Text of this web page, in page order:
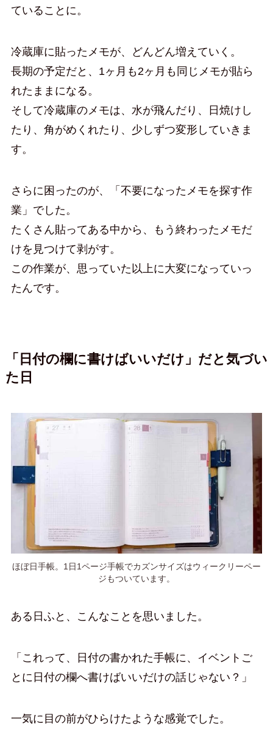
ていることに。
冷蔵庫に貼ったメモが、どんどん増えていく。
長期の予定だと、1ヶ月も2ヶ月も同じメモが貼ら
れたままになる。
そして冷蔵庫のメモは、水が飛んだり、日焼けし
たり、角がめくれたり、少しずつ変形していきま
す。
さらに困ったのが、「不要になったメモを探す作
業」でした。
たくさん貼ってある中から、もう終わったメモだ
けを見つけて剥がす。
この作業が、思っていた以上に大変になっていっ
たんです。
「日付の欄に書けばいいだけ」だと気づい
た日
ほぼ日手帳。1日1ページ手帳でカズンサイズはウィークリーペー
ジもついています。
ある日ふと、こんなことを思いました。
「これって、日付の書かれた手帳に、イベントご
とに日付の欄へ書けばいいだけの話じゃない？」
一気に目の前がひらけたような感覚でした。